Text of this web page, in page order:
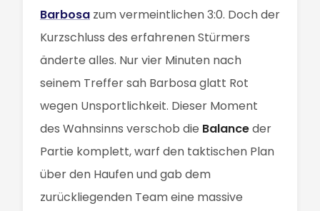
Barbosa zum vermeintlichen 3:0. Doch der
Kurzschluss des erfahrenen Stürmers
änderte alles. Nur vier Minuten nach
seinem Treffer sah Barbosa glatt Rot
wegen Unsportlichkeit. Dieser Moment
des Wahnsinns verschob die Balanceder
Partie komplett, warf den taktischen Plan
über den Haufen und gab dem
zurückliegenden Team eine massive